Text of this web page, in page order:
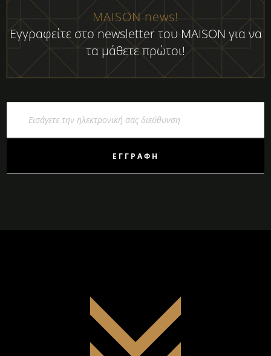
MAISON news!
Εγγραφείτε στο newsletter του MAISON για να
τα μάθετε πρώτοι!
ΕΓΓΡΑΦΉ